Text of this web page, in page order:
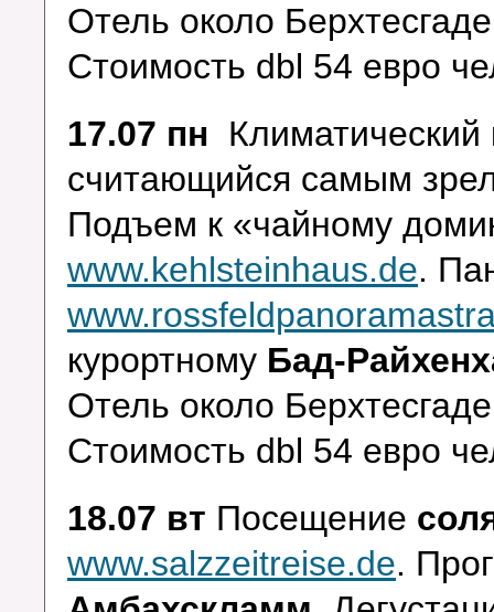
Отель около
Стоимость dbl 54 евро
17.07 пн Климатический
считающийся самым
Подъем к «чайному
www.kehlsteinhaus.de.
курортному Бад-
Отель около
Стоимость dbl 54 евро
18.07 вт Посещение
www.salzzeitreise.de.